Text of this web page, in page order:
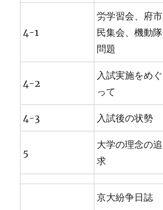
4-1
労学習会、府市
民集会、機動隊
問題
4-2
入試実施をめぐ
って
4-3 入試後の状勢
5
大学の理念の追
求
京大紛争日誌